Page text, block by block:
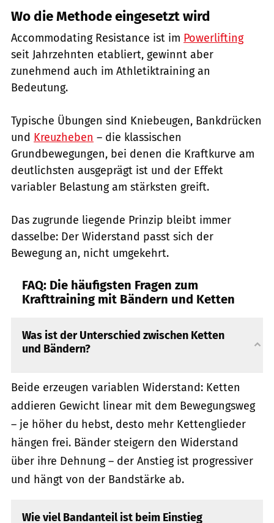
Wo die Methode eingesetzt wird
Accommodating Resistance ist im Powerlifting
seit Jahrzehnten etabliert, gewinnt aber
zunehmend auch im Athletiktraining an
Bedeutung.
Typische Übungen sind Kniebeugen, Bankdrücken
und Kreuzheben – die klassischen
Grundbewegungen, bei denen die Kraftkurve am
deutlichsten ausgeprägt ist und der Effekt
variabler Belastung am stärksten greift.
Das zugrunde liegende Prinzip bleibt immer
dasselbe: Der Widerstand passt sich der
Bewegung an, nicht umgekehrt.
FAQ: Die häufigsten Fragen zum
Krafttraining mit Bändern und Ketten
Was ist der Unterschied zwischen Ketten
und Bändern?
Beide erzeugen variablen Widerstand: Ketten
addieren Gewicht linear mit dem Bewegungsweg
– je höher du hebst, desto mehr Kettenglieder
hängen frei. Bänder steigern den Widerstand
über ihre Dehnung – der Anstieg ist progressiver
und hängt von der Bandstärke ab.
Wie viel Bandanteil ist beim Einstieg